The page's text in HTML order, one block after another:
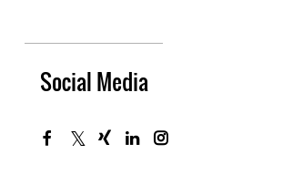
Social Media